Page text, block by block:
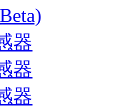
器
器
器